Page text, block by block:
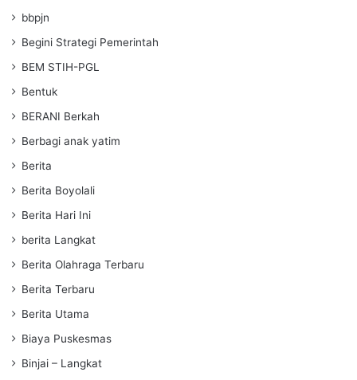
bbpjn
Begini Strategi Pemerintah
BEM STIH-PGL
Bentuk
BERANI Berkah
Berbagi anak yatim
Berita
Berita Boyolali
Berita Hari Ini
berita Langkat
Berita Olahraga Terbaru
Berita Terbaru
Berita Utama
Biaya Puskesmas
Binjai – Langkat